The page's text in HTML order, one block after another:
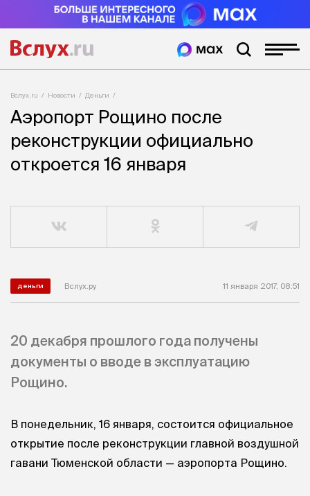
Вслух.ru Новости Деньги
Аэропорт Рощино после
реконструкции официально
откроется 16 января
деньги Вслух.ру 11 января 2017, 08:51
20 декабря прошлого года получены
документы о вводе в эксплуатацию
Рощино.
В понедельник, 16 января, состоится официальное
открытие после реконструкции главной воздушной
гавани Тюменской области — аэропорта Рощино.